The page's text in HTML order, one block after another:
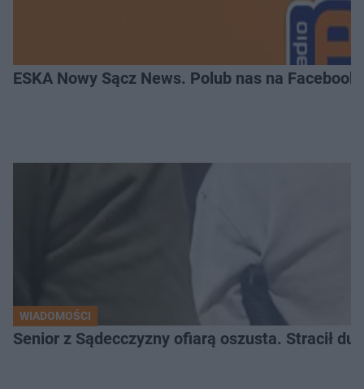
ESKA Nowy Sącz News. Polub nas na
WIADOMOŚCI
Senior z Sądecczyzny ofiarą oszusta. Stracił